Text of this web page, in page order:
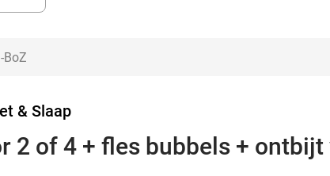
& Slaap
2 of 4 + fles bubbels +